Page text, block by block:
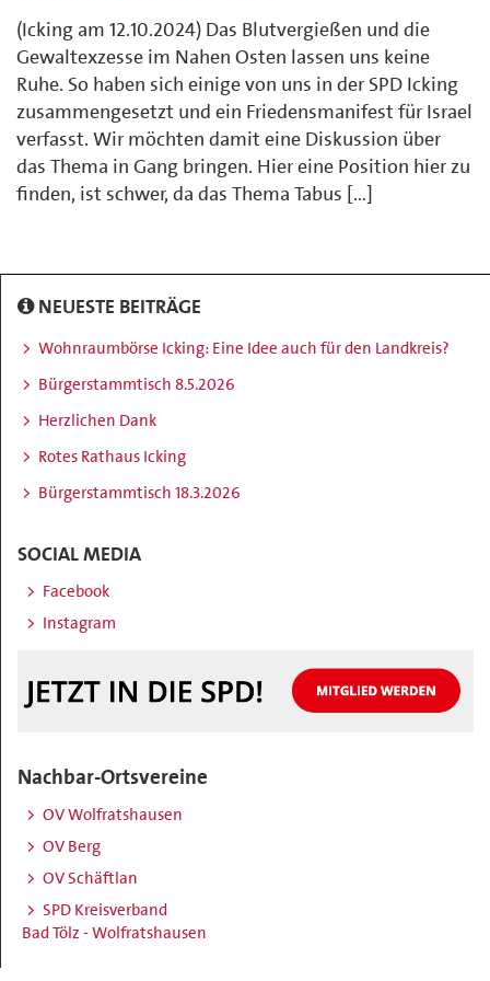
(Icking am 12.10.2024) Das Blutvergießen und die
Gewaltexzesse im Nahen Osten lassen uns keine
Ruhe. So haben sich einige von uns in der SPD Icking
zusammengesetzt und ein Friedensmanifest für Israel
verfasst. Wir möchten damit eine Diskussion über
das Thema in Gang bringen. Hier eine Position hier zu
finden, ist schwer, da das Thema Tabus […]
NEUESTE BEITRÄGE
Wohnraumbörse Icking: Eine Idee auch für den Landkreis?
Bürgerstammtisch 8.5.2026
Herzlichen Dank
Rotes Rathaus Icking
Bürgerstammtisch 18.3.2026
SOCIAL MEDIA
Facebook
Instagram
Nachbar-Ortsvereine
OV Wolfratshausen
OV Berg
OV Schäftlan
SPD Kreisverband
Bad Tölz - Wolfratshausen